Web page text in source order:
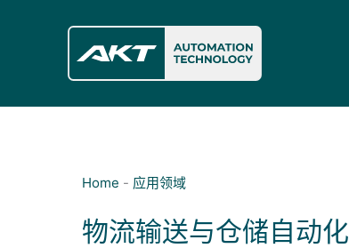
Home - 应用领域
物流输送与仓储自动化